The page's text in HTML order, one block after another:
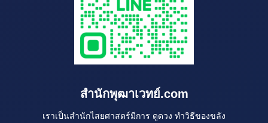
สำนักพุฒาเวทย์.com
เราเป็นสำนักไสยศาสตร์มีการ ดูดวง ทำวิธีของขลัง